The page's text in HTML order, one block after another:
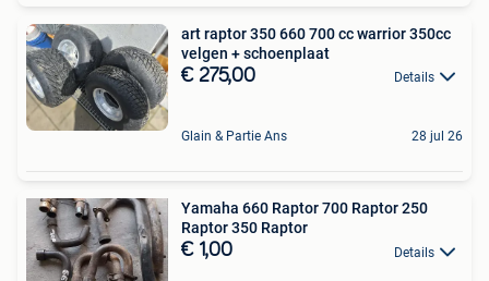
art raptor 350 660 700 cc warrior 350cc
velgen + schoenplaat
€ 275,00 Details
Glain & Partie Ans 28 jul 26
Yamaha 660 Raptor 700 Raptor 250
Raptor 350 Raptor
€ 1,00 Details